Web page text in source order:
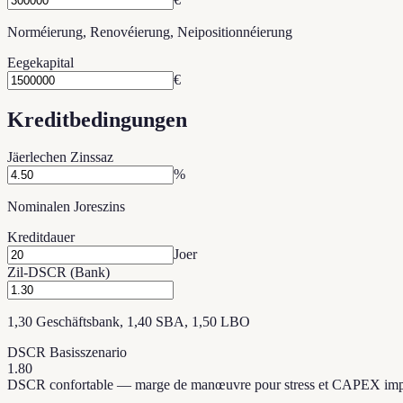
Norméierung, Renovéierung, Neipositionnéierung
Eegekapital
€
Kreditbedingungen
Jäerlechen Zinssaz
%
Nominalen Joreszins
Kreditdauer
Joer
Zil-DSCR (Bank)
1,30 Geschäftsbank, 1,40 SBA, 1,50 LBO
DSCR Basisszenario
1.80
DSCR confortable — marge de manœuvre pour stress et CAPEX